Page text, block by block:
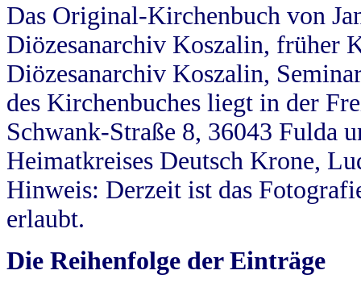
Das Original-Kirchenbuch von
Diözesanarchiv Koszalin, früher
Diözesanarchiv Koszalin,
des Kirchenbuches liegt in der
Schwank-Straße 8, 36043 Fulda
Heimatkreises Deutsch Krone,
Hinweis: Derzeit ist das
erlaubt.
Die Reihenfolge der Einträge